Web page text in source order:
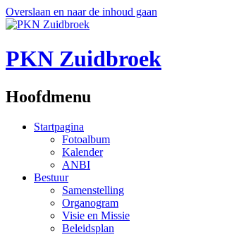
Overslaan en naar de inhoud gaan
PKN Zuidbroek
Hoofdmenu
Startpagina
Fotoalbum
Kalender
ANBI
Bestuur
Samenstelling
Organogram
Visie en Missie
Beleidsplan